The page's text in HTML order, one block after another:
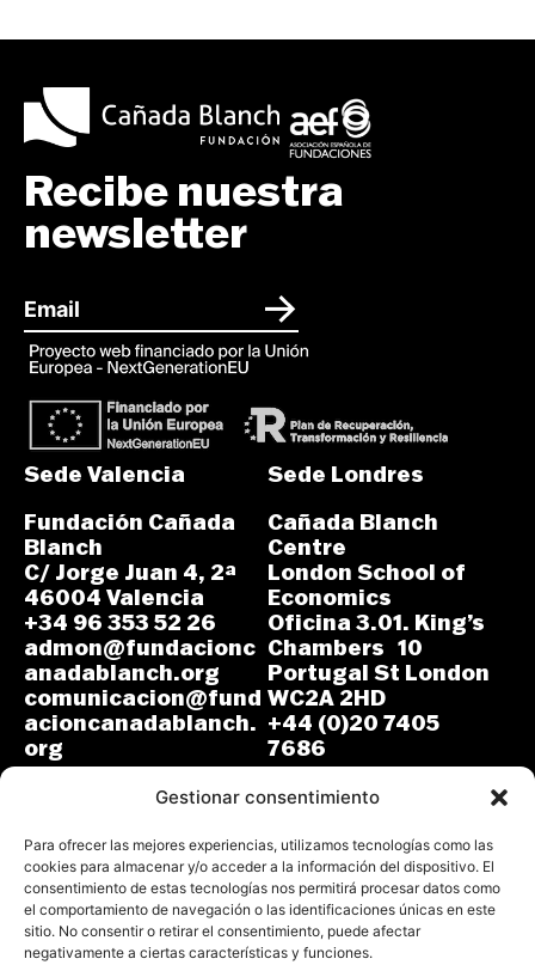
Gestionar consentimiento
Para ofrecer las mejores experiencias, utilizamos tecnologías como las
cookies para almacenar y/o acceder a la información del dispositivo. El
consentimiento de estas tecnologías nos permitirá procesar datos como
el comportamiento de navegación o las identificaciones únicas en este
sitio. No consentir o retirar el consentimiento, puede afectar
negativamente a ciertas características y funciones.
Recibe nuestra
newsletter
Sede Valencia
Fundación Cañada
Blanch
C/ Jorge Juan 4, 2ª
46004 Valencia
+34 96 353 52 26
admon@fundacionc
anadablanch.org
comunicacion@fund
acioncanadablanch.
org
Sede Londres
Cañada Blanch
Centre
London School of
Economics
Oficina 3.01. King’s
Chambers 10
Portugal St London
WC2A 2HD
+44 (0)20 7405
7686
m.osuna-
vergara@lse.ac.uk